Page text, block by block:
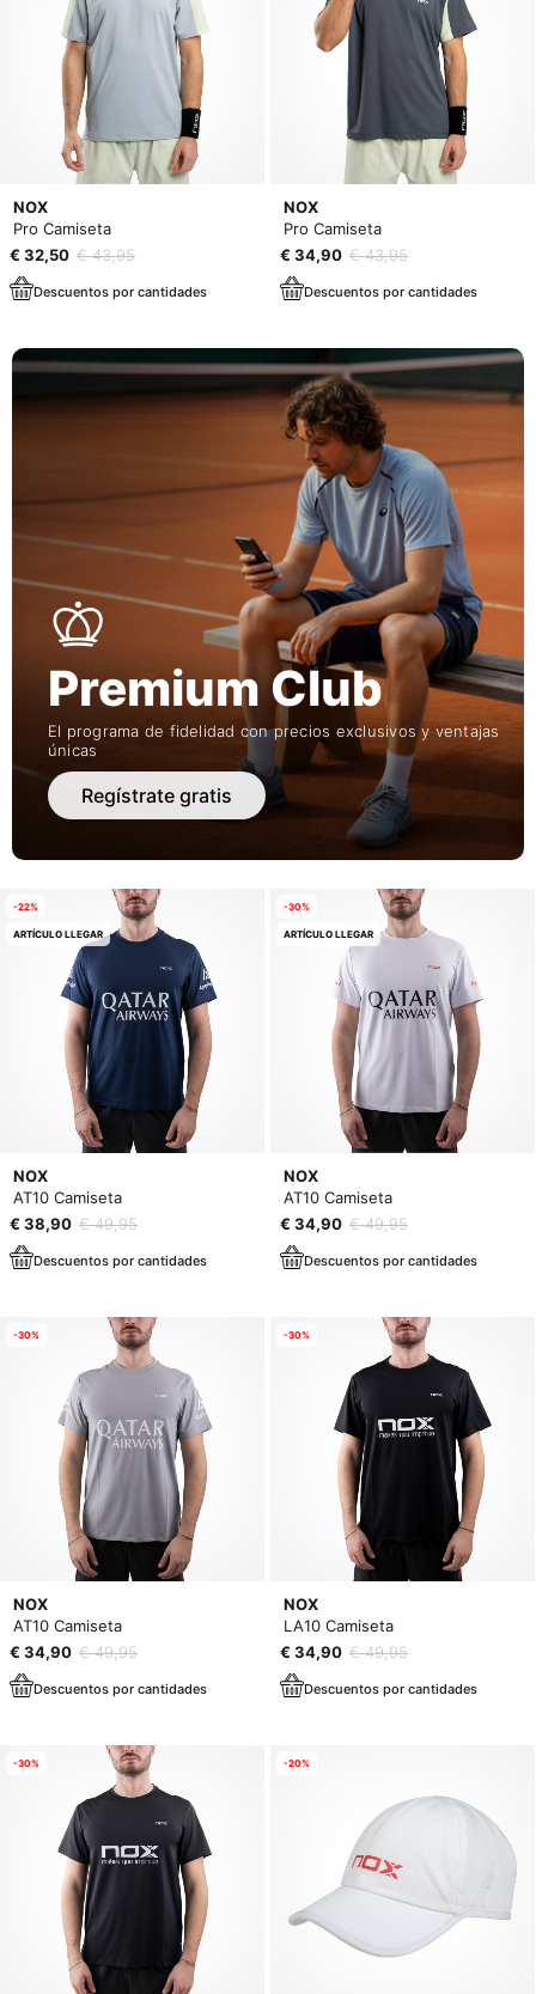
NOX
Pro Camiseta
€ 32,50 € 43,95
Descuentos por cantidades
NOX
Pro Camiseta
€ 34,90 € 43,95
Descuentos por cantidades
Premium Club
El programa de fidelidad con precios exclusivos y ventajas
únicas
Regístrate gratis
NOX
AT10 Camiseta
€ 38,90 € 49,95
Descuentos por cantidades
-22%
ARTÍCULO LLEGAR
NOX
AT10 Camiseta
€ 34,90 € 49,95
Descuentos por cantidades
-30%
ARTÍCULO LLEGAR
NOX
AT10 Camiseta
€ 34,90 € 49,95
Descuentos por cantidades
-30%
NOX
LA10 Camiseta
€ 34,90 € 49,95
Descuentos por cantidades
-30%
-30% -20%